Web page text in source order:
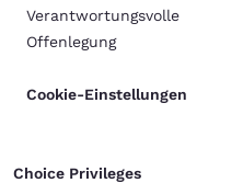
Verantwortungsvolle
Offenlegung
Cookie-Einstellungen
Choice Privileges